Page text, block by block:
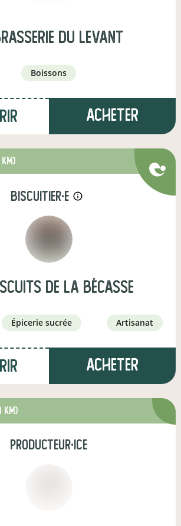
du levant
boissons
Acheter
biscuitier·e info_outline
de la Bécasse
épicerie sucrée artisanat
Acheter
km)
producteur·ice